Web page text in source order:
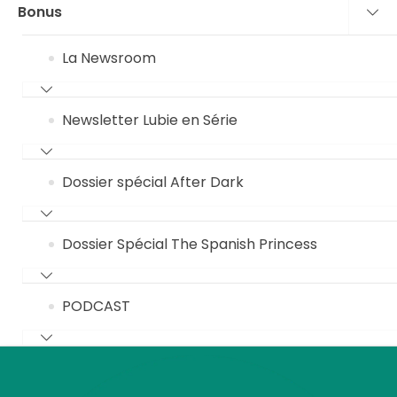
Bonus
La Newsroom
Newsletter Lubie en Série
Dossier spécial After Dark
Dossier Spécial The Spanish Princess
PODCAST